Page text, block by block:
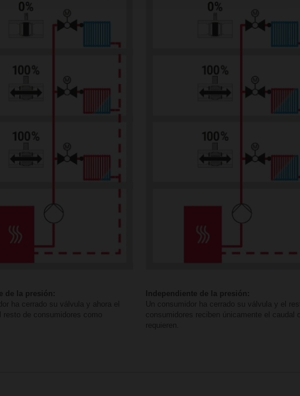
de la presión:
ha cerrado su válvula y ahora el
resto de consumidores como
Independiente de la presión:
Un consumidor ha cerrado su válvula y el
consumidores reciben únicamente el caudal
requieren.